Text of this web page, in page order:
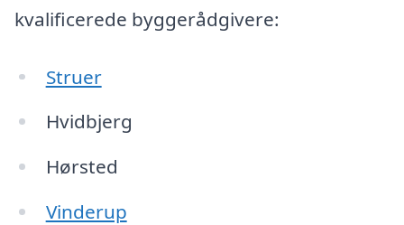
kvalificerede byggerådgivere:
Struer
Hvidbjerg
Hørsted
Vinderup